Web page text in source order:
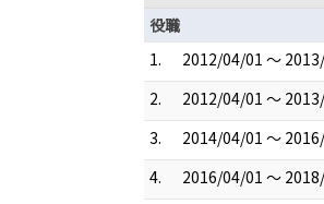
役職
1.
2012/04/01 ～
2.
2012/04/01 ～
3.
2014/04/01 ～
4.
2016/04/01 ～